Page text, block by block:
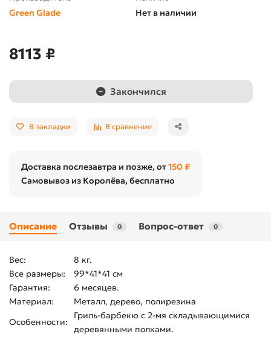
Green Glade Нет в наличии
8113 ₽
Закончился
В закладки В сравнение
Доставка послезавтра и позже, от150 ₽
Самовывоз из Королёва, бесплатно
Описание Отзывы 0 Вопрос-ответ 0
Вес:
8 кг.
Все размеры:
99*41*41 см
Гарантия:
6 месяцев.
Материал:
Металл, дерево, полирезина
Особенности:
Гриль-барбекю с 2-мя складывающимися
деревянными полками.